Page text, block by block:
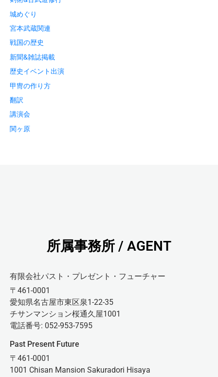
城めぐり
宮本武蔵関連
戦国の歴史
新聞&雑誌掲載
歴史イベント出演
甲冑の作り方
翻訳
講演会
関ヶ原
所属事務所 / AGENT
有限会社パスト・プレゼント・フューチャー
〒461-0001
愛知県名古屋市東区泉1-22-35
チサンマンション桜通久屋1001
電話番号: 052-953-7595
Past Present Future
〒461-0001
1001 Chisan Mansion Sakuradori Hisaya